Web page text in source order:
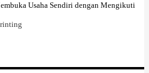
Usaha Sendiri dengan Mengikuti